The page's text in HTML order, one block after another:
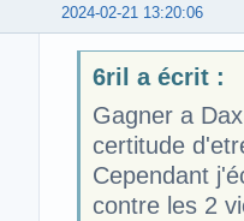
2024-02-21 13:20:06
6ril a écrit :
Gagner a
certitude
Cependant
contre les 2